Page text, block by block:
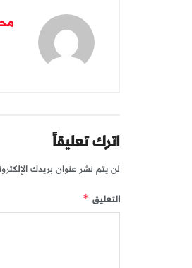
اترك تعليقاً
لن يتم نشر عنوان بريدك
التعليق *